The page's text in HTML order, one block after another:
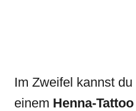
Im Zweifel kannst
einem Henna-Tattoo